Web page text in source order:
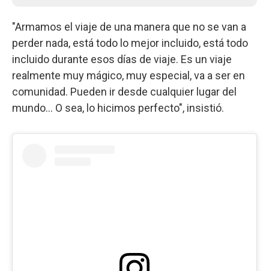
"Armamos el viaje de una manera que no se van a
perder nada, está todo lo mejor incluido, está todo
incluido durante esos días de viaje. Es un viaje
realmente muy mágico, muy especial, va a ser en
comunidad. Pueden ir desde cualquier lugar del
mundo... O sea, lo hicimos perfecto", insistió.